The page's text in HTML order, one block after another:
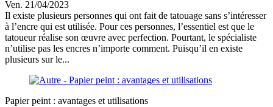
Ven. 21/04/2023
Il existe plusieurs personnes qui ont fait de tatouage sans s’intéresser
à l’encre qui est utilisée. Pour ces personnes, l’essentiel est que le
tatoueur réalise son œuvre avec perfection. Pourtant, le spécialiste
n’utilise pas les encres n’importe comment. Puisqu’il en existe
plusieurs sur le...
Papier peint : avantages et utilisations